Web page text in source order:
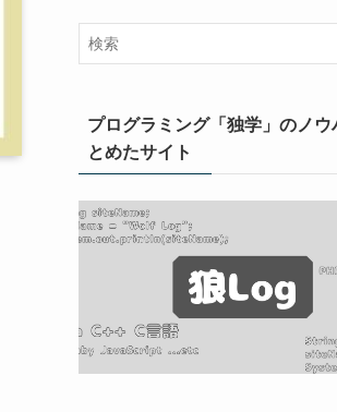
プログラミング「独学」のノウ
とめたサイト